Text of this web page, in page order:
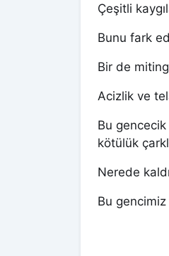
Çeşitli
Bunu fark
Bir de
Acizlik ve
Bu gencecik
kötülük
Nerede
Bu